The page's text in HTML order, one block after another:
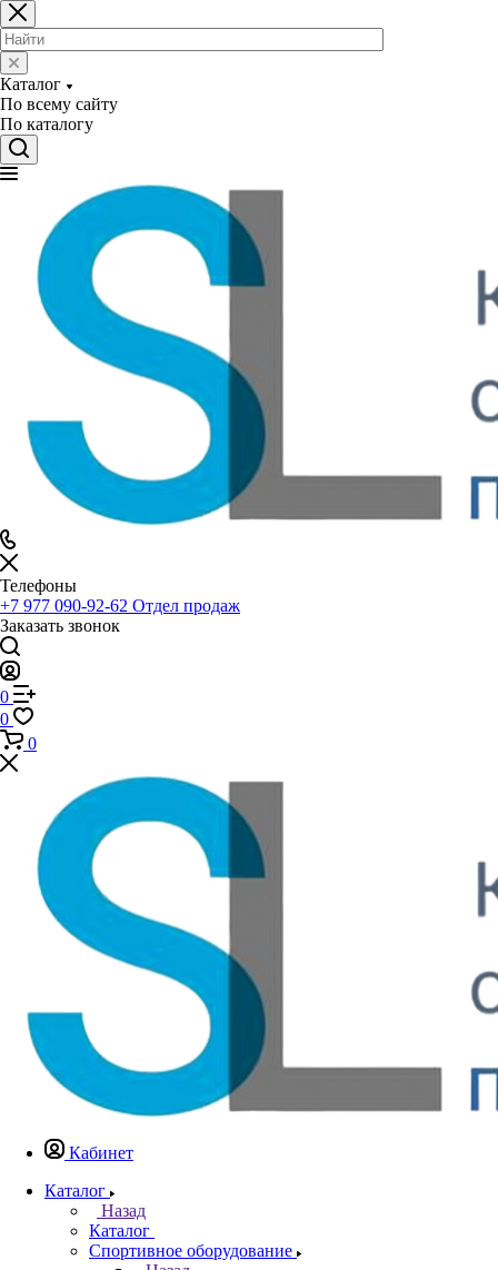
Каталог
По всему сайту
По каталогу
Телефоны
+7 977 090-92-62 Отдел продаж
Заказать звонок
0
0
0
Кабинет
Каталог
Назад
Каталог
Спортивное оборудование